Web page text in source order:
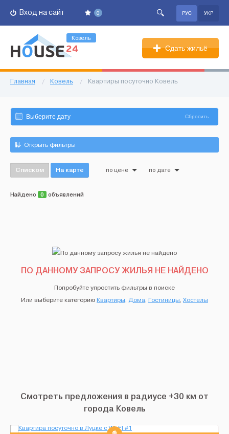
0
Вход на сайт РУС УКР
Ковель
Сдать жильё
Главная / Ковель / Квартиры посуточно Ковель
Сбросить
Открыть фильтры
Списком На карте по цене по дате
Найдено 0 объявлений
ПО ДАННОМУ ЗАПРОСУ ЖИЛЬЯ НЕ НАЙДЕНО
Попробуйте упростить фильтры в поиске
Или выберите категориюКвартиры, Дома, Гостиницы, Хостелы
Смотреть предложения в радиусе +30 км от
города Ковель